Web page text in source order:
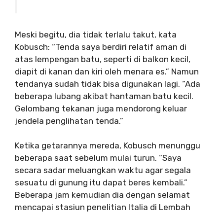
Meski begitu, dia tidak terlalu takut, kata
Kobusch: “Tenda saya berdiri relatif aman di
atas lempengan batu, seperti di balkon kecil,
diapit di kanan dan kiri oleh menara es.” Namun
tendanya sudah tidak bisa digunakan lagi. “Ada
beberapa lubang akibat hantaman batu kecil.
Gelombang tekanan juga mendorong keluar
jendela penglihatan tenda.”
Ketika getarannya mereda, Kobusch menunggu
beberapa saat sebelum mulai turun. “Saya
secara sadar meluangkan waktu agar segala
sesuatu di gunung itu dapat beres kembali.”
Beberapa jam kemudian dia dengan selamat
mencapai stasiun penelitian Italia di Lembah